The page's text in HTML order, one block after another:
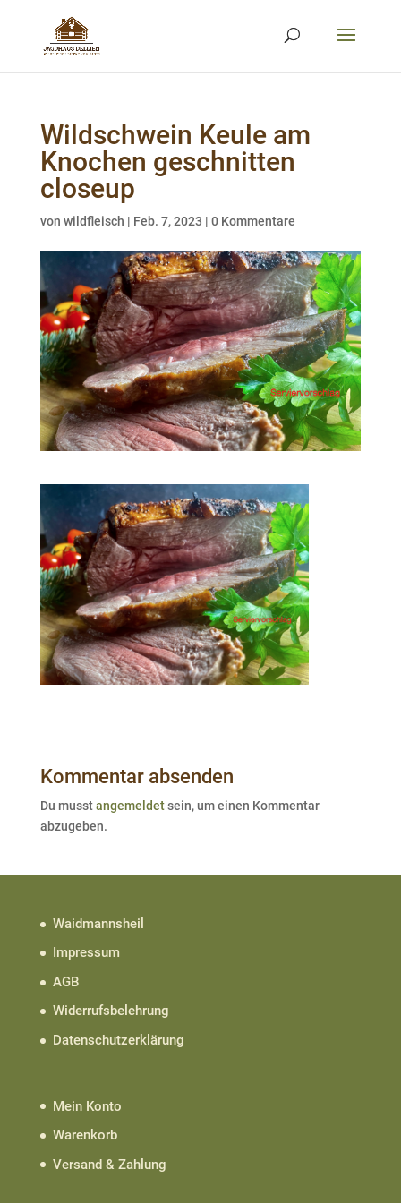
Wildschwein Keule am
Knochen geschnitten
closeup
von wildfleisch | Feb. 7, 2023 | 0 Kommentare
Kommentar absenden
Du musstangemeldetsein, um einen Kommentar
abzugeben.
Waidmannsheil
Impressum
AGB
Widerrufsbelehrung
Datenschutzerklärung
Mein Konto
Warenkorb
Versand & Zahlung